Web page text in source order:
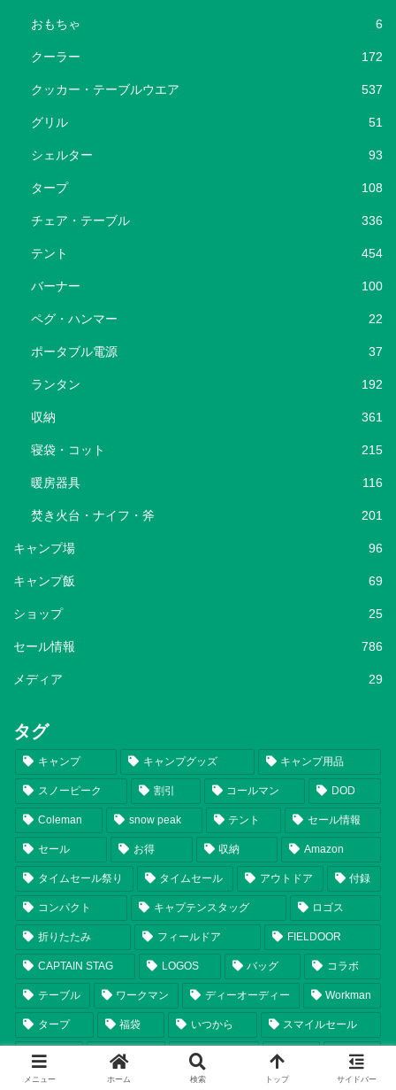
おもちゃ 6
クーラー 172
クッカー・テーブルウエア 537
グリル 51
シェルター 93
タープ 108
チェア・テーブル 336
テント 454
バーナー 100
ペグ・ハンマー 22
ポータブル電源 37
ランタン 192
収納 361
寝袋・コット 215
暖房器具 116
焚き火台・ナイフ・斧 201
キャンプ場 96
キャンプ飯 69
ショップ 25
セール情報 786
メディア 29
タグ
キャンプ キャンプグッズ キャンプ用品
スノーピーク 割引 コールマン DOD
Coleman snow peak テント セール情報
セール お得 収納 Amazon
タイムセール祭り タイムセール アウトドア 付録
コンパクト キャプテンスタッグ ロゴス
折りたたみ フィールドア FIELDOOR
CAPTAIN STAG LOGOS バッグ コラボ
テーブル ワークマン ディーオーディー Workman
タープ 福袋 いつから スマイルセール
チェア ランタン シェルター 軽量
まとめ テンマクデザイン 2025年新商品
メニュー ホーム 検索 トップ サイドバー